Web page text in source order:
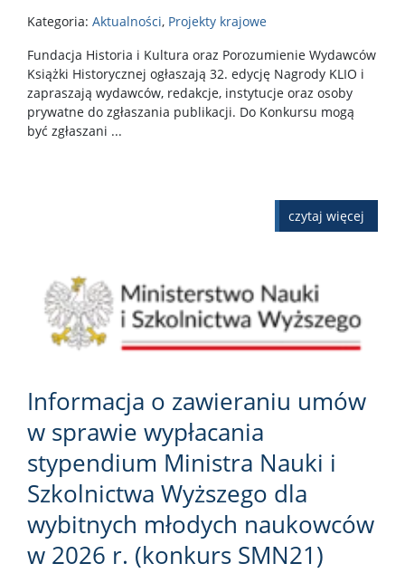
Kategoria: Aktualności, Projekty krajowe
Fundacja Historia i Kultura oraz Porozumienie Wydawców
Książki Historycznej ogłaszają 32. edycję Nagrody KLIO i
zapraszają wydawców, redakcje, instytucje oraz osoby
prywatne do zgłaszania publikacji. Do Konkursu mogą
być zgłaszani ...
czytaj więcej
Informacja o zawieraniu umów
w sprawie wypłacania
stypendium Ministra Nauki i
Szkolnictwa Wyższego dla
wybitnych młodych naukowców
w 2026 r. (konkurs SMN21)